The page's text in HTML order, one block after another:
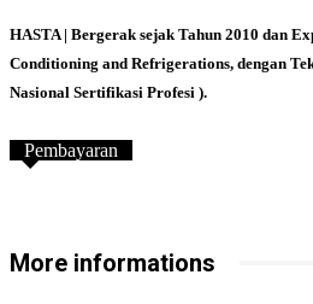
HASTA | Bergerak sejak Tahun 2010 dan
Conditioning and Refrigerations, dengan
Nasional Sertifikasi Profesi ).
Pembayaran
More informations